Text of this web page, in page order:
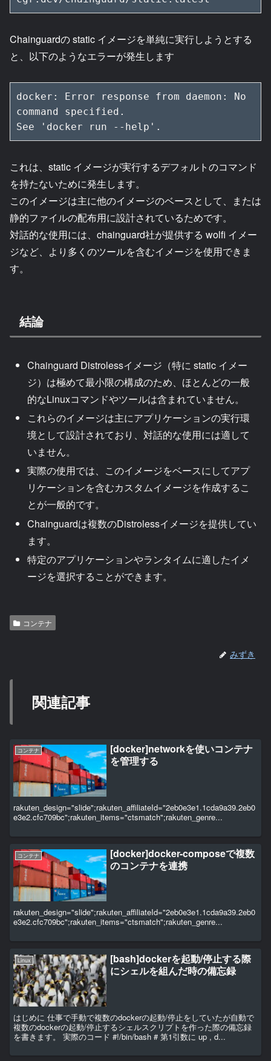
Chainguardの static イメージを単純に実行しようとする
と、以下のようなエラーが発生します
docker: Error response from daemon: No
command specified.
See 'docker run --help'.
これは、static イメージが実行するデフォルトのコマンド
を持たないために発生します。
このイメージは主に他のイメージのベースとして、または
静的ファイルの配布用に設計されているためです。
対話的な使用には、chainguard社が提供する wolfi イメー
ジなど、より多くのツールを含むイメージを使用できま
す。
結論
Chainguard Distrolessイメージ（特に static イメー
ジ）は極めて最小限の構成のため、ほとんどの一般
的なLinuxコマンドやツールは含まれていません。
これらのイメージは主にアプリケーションの実行環
境として設計されており、対話的な使用には適して
いません。
実際の使用では、このイメージをベースにしてアプ
リケーションを含むカスタムイメージを作成するこ
とが一般的です。
Chainguardは複数のDistrolessイメージを提供してい
ます。
特定のアプリケーションやランタイムに適したイメ
ージを選択することができます。
コンテナ
みずき
関連記事
コンテナ
[docker]networkを使いコンテナ
を管理する
rakuten_design="slide";rakuten_affiliateId="2eb0e3e1.1cda9a39.2eb0
e3e2.cfc709bc";rakuten_items="ctsmatch";rakuten_genre...
コンテナ
[docker]docker-composeで複数
のコンテナを連携
rakuten_design="slide";rakuten_affiliateId="2eb0e3e1.1cda9a39.2eb0
e3e2.cfc709bc";rakuten_items="ctsmatch";rakuten_genre...
Linux
[bash]dockerを起動/停止する際
にシェルを組んだ時の備忘録
はじめに 仕事で手動で複数のdockerの起動/停止をしていたが自動で
複数のdockerの起動/停止するシェルスクリプトを作った際の備忘録
を書きます。 実際のコード #!/bin/bash # 第1引数に up , d...